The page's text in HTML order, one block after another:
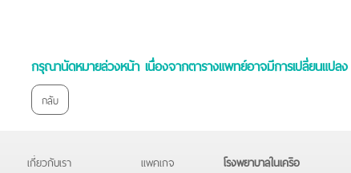
กรุณานัดหมายล่วงหน้า เนื่องจากตารางแพทย์อาจมีการเปลี่ยนแปลง
กลับ
เกี่ยวกับเรา
แพคเกจ
โรงพยาบาลในเครือ